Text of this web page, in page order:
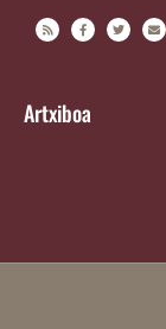
Artxiboa